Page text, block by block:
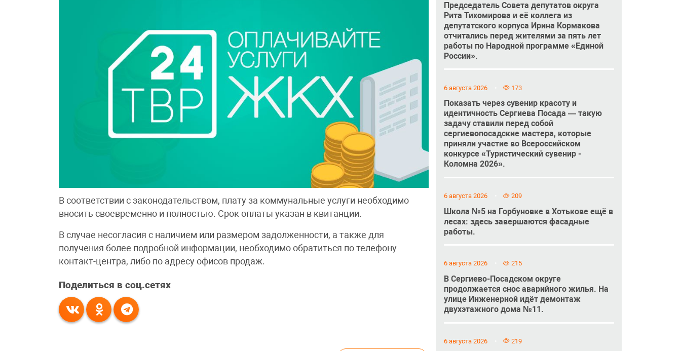
В соответствии с законодательством, плату за коммунальные услуги необходимо
вносить своевременно и полностью. Срок оплаты указан в квитанции.
В случае несогласия с наличием или размером задолженности, а также для
получения более подробной информации, необходимо обратиться по телефону
контакт-центра, либо по адресу офисов продаж.
Поделиться в соц.сетях
Председатель Совета депутатов округа
Рита Тихомирова и её коллега из
депутатского корпуса Ирина Кормакова
отчитались перед жителями за пять лет
работы по Народной программе «Единой
России».
6 августа 2026 173
Показать через сувенир красоту и
идентичность Сергиева Посада — такую
задачу ставили перед собой
сергиевопосадские мастера, которые
приняли участие во Всероссийском
конкурсе «Туристический сувенир -
Коломна 2026».
6 августа 2026 209
Школа №5 на Горбуновке в Хотькове ещё в
лесах: здесь завершаются фасадные
работы.
6 августа 2026 215
В Сергиево-Посадском округе
продолжается снос аварийного жилья. На
улице Инженерной идёт демонтаж
двухэтажного дома №11.
6 августа 2026 219